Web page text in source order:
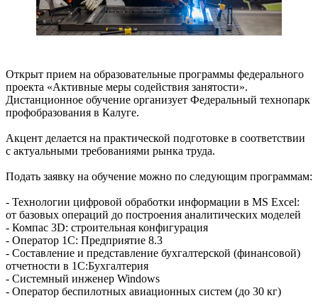
Открыт прием на образовательные программы федерального
проекта «Активные меры содействия занятости».
Дистанционное обучение организует Федеральный технопарк
профобразования в Калуге.
Акцент делается на практической подготовке в соответствии
с актуальными требованиями рынка труда.
Подать заявку на обучение можно по следующим программам:
- Технологии цифровой обработки информации в MS Excel:
от базовых операций до построения аналитических моделей
- Компас 3D: строительная конфигурация
- Оператор 1С: Предприятие 8.3
- Составление и представление бухгалтерской (финансовой)
отчетности в 1С:Бухгалтерия
- Системный инженер Windows
- Оператор беспилотных авиационных систем (до 30 кг)